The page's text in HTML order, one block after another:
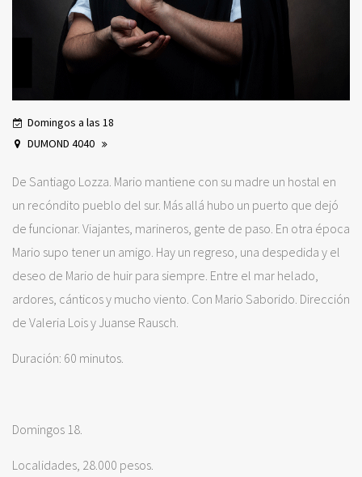
Domingos a las 18
DUMOND 4040
De Santiago Lozza. Mario mantiene con su madre un hostal en
un recóndito pueblo del sur. Más allá hubo un puerto que dejó
de funcionar. Viajantes, marineros, gente de paso. En otra época
Mario supo tener un amigo. Hay un regreso, una despedida y el
deseo de Mario de huir para siempre. Entre el mar helado,
ardores, cánticos y mucho viento. Con Mario Saborido. Dirección
de Valeria Lois y Juanse Rausch.
Duración: 60 minutos.
Domingos 18.
Localidades, 28.000 pesos.